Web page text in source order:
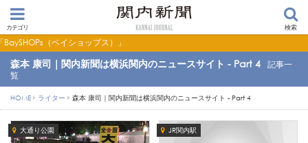
カテゴリ 検索
ベイショップス）」
森本 康司｜関内新聞は横浜関内のニュースサイト - Part 4 記事一
覧
HOME ライター 森本 康司｜関内新聞は横浜関内のニュースサイト - Part 4
大通り公園 JR関内駅